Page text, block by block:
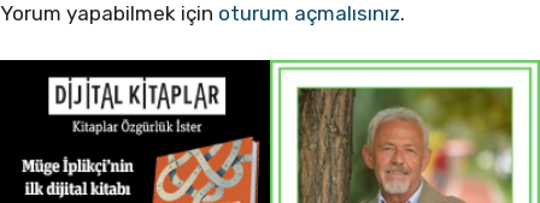
Yorum yapabilmek için oturum açmalısınız.